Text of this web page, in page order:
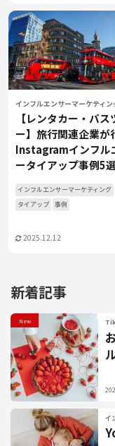
インフルエンサーマーケティン
【レンタカー・バス
ー】旅行関連企業が
Instagramインフル
ータイアップ事例5
インフルエンサーマーケティング
タイアップ
事例
2025.12.12
新着記事
New
イ